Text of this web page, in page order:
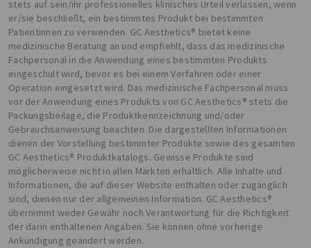
stets auf sein/ihr professionelles klinisches Urteil verlassen, wenn
er/sie beschließt, ein bestimmtes Produkt bei bestimmten
Patientinnen zu verwenden. GC Aesthetics® bietet keine
medizinische Beratung an und empfiehlt, dass das medizinische
Fachpersonal in die Anwendung eines bestimmten Produkts
eingeschult wird, bevor es bei einem Verfahren oder einer
Operation eingesetzt wird. Das medizinische Fachpersonal muss
vor der Anwendung eines Produkts von GC Aesthetics® stets die
Packungsbeilage, die Produktkennzeichnung und/oder
Gebrauchsanweisung beachten. Die dargestellten Informationen
dienen der Vorstellung bestimmter Produkte sowie des gesamten
GC Aesthetics® Produktkatalogs. Gewisse Produkte sind
möglicherweise nicht in allen Märkten erhältlich. Alle Inhalte und
Informationen, die auf dieser Website enthalten oder zugänglich
sind, dienen nur der allgemeinen Information. GC Aesthetics®
übernimmt weder Gewähr noch Verantwortung für die Richtigkeit
der darin enthaltenen Angaben. Sie können ohne vorherige
Ankündigung geändert werden.